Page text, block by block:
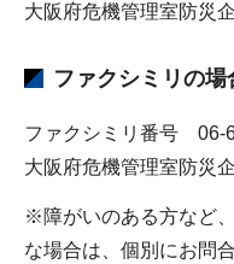
大阪府危機管理室防災
ファクシミリの場
ファクシミリ番号 06-
大阪府危機管理室防災
※障がいのある方など
な場合は、個別にお問